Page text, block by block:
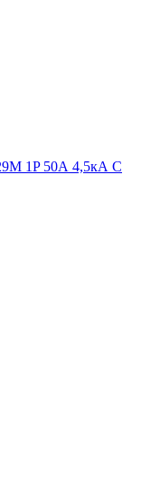
1P 50А 4,5кА C